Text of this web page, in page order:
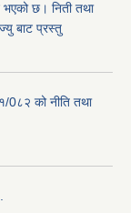
भएको छ। निती तथा
बाट प्रस्तु
0८२ को नीति तथा